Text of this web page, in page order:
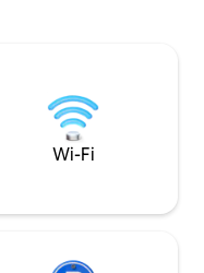
transporto
valstybinio
Wi-Fi